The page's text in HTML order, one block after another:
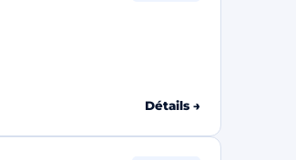
Détails →